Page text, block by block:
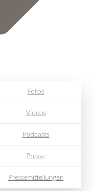
Fotos
Videos
Podcasts
Presse
Pressemitteilungen